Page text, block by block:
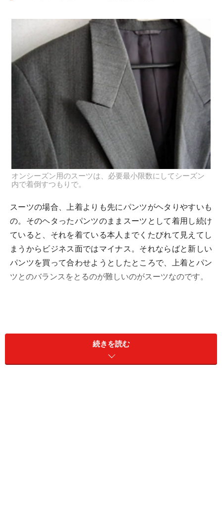
オンシーズン用のスーツは、必要最小限数にしてシーズン
内で着倒すつもりで。
スーツの場合、上着よりも先にパンツがヘタりやすいも
の。そのヘタったパンツのままスーツとして着用し続け
ていると、それを着ている本人までくたびれて見えてし
まうからビジネス面ではマイナス。それならばと新しい
パンツを買って合わせようとしたところで、上着とパン
ツとのバランスをとるのが難しいのがスーツなのです。
続きを読む